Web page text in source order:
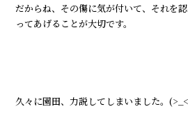
だからね、その傷に気が付いて、それを
ってあげることが大切です。
久々に園田、力説してしまいました。